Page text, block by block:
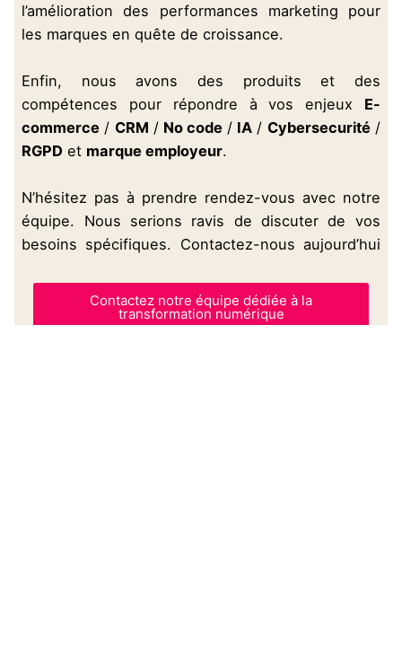
l’amélioration des performances marketing pour
les marques en quête de croissance.
Enfin, nous avons des produits et des
compétences pour répondre à vos enjeux E-
commerce / CRM / No code / IA / Cybersecurité/
RGPD et marque employeur.
N’hésitez pas à prendre rendez-vous avec notre
équipe. Nous serions ravis de discuter de vos
besoins spécifiques. Contactez-nous aujourd’hui
Contactez notre équipe dédiée à la
transformation numérique